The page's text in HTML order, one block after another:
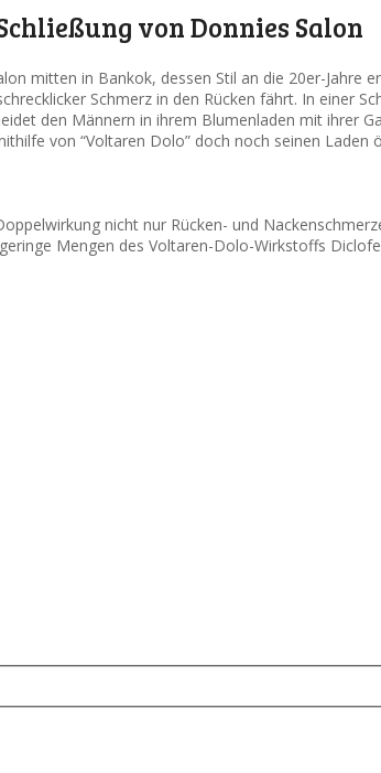
von Donnies Salon
mitten in Bankok, dessen Stil an die 20er-
Schmerz in den Rücken fährt. In einer
den Männern in ihrem Blumenladen mit ihrer
von “Voltaren Dolo” doch noch seinen Laden
nicht nur Rücken- und
Mengen des Voltaren-Dolo-Wirkstoffs